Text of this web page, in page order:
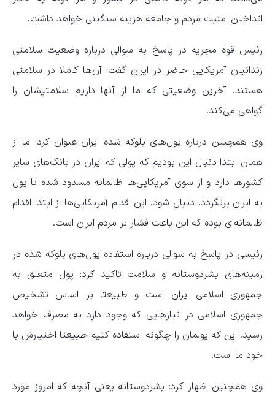
انداختن امنیت مردم و جامعه هزینه سنگینی خواهد داشت.
رئیس قوه مجریه در پاسخ به سوالی درباره وضعیت سلامتی
زندانیان آمریکایی حاضر در ایران گفت: آن‌ها کاملا در سلامتی
هستند. آخرین وضعیتی که ما از آنها داریم سلامتیشان را
گواهی می‌کند.
وی همچنین درباره پول‌های بلوکه شده ایران عنوان کرد: ما از
همان ابتدا دنبال این بودیم که پولی که ایران در بانک‌های سایر
کشورها دارد و از سوی آمریکایی‌ها ظالمانه مسدود شده تا پول
به ایران برنگردد، دنبال شود. این اقدام آمریکایی‌ها از ابتدا اقدام
ظالمانه‌ای بوده که این باعث فشار بر مردم ایران است.
رئیسی در پاسخ به سوالی درباره استفاده پول‌های بلوکه شده در
زمینه‌های بشردوستانه و سلامت تاکید کرد: پول متعلق به
جمهوری اسلامی ایران است و طبیعتا بر اساس تشخیص
جمهوری اسلامی در نیازهایی که وجود دارد به مصرف خواهد
رسید. این که پولمان را چگونه استفاده کنیم طبیعتا اختیارش با
خود ما است.
وی همچنین اظهار کرد: بشردوستانه یعنی آنچه که امروز مورد